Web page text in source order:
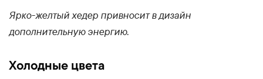
Ярко-желтый хедер привносит в дизайн
дополнительную энергию.
Холодные цвета